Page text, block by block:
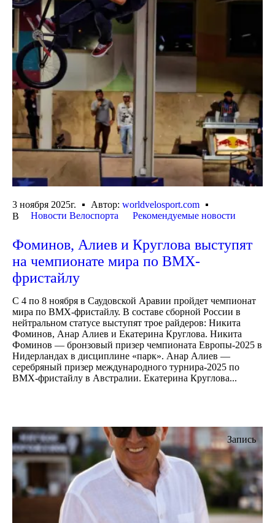
3 ноября 2025г. Автор: worldvelosport.com
В
Новости Велоспорта Рекомендуемые новости
Фоминов, Алиев и Круглова выступят
на чемпионате мира по BMX-
фристайлу
С 4 по 8 ноября в Саудовской Аравии пройдет чемпионат
мира по BMX-фристайлу. В составе сборной России в
нейтральном статусе выступят трое райдеров: Никита
Фоминов, Анар Алиев и Екатерина Круглова. Никита
Фоминов — бронзовый призер чемпионата Европы-2025 в
Нидерландах в дисциплине «парк». Анар Алиев —
серебряный призер международного турнира-2025 по
BMX-фристайлу в Австралии. Екатерина Круглова...
Запись